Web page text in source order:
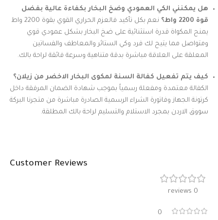
هل يمكنني الكي العمودي وضخ البخار بكفاءة عالية بفضل
قوة 2200 واط؟
نعم بكل تأكيد فالعزم الحراري القوي بقوة 2200 واط
يمنح المكواة قدرة استثنائية على ضخ البخار بشكل عمودي قوي
ومتواصل مما يتيح لك فرد وكي الستائر والمعاطف والفساتين
المعلقة على العلاقة مباشرة بدقة متناهية وسرعة فائقة لراحة بالك.
كيف يتم تفعيل كفالة السنة لمكوى البخار الاخضر من زيلان؟
الكفالة معتمدة ومفعلة رسمياً بموجب شهادة الضمان المرفقة داخل
كرتونة الجهاز وفاتورة الشراء الرسمية الصادرة مباشرة من متجرنا البركة
سووق الاردن بمجرد الاستلام والتسليم لراحة بالك المطلقة.
Customer Reviews
0 reviews
0